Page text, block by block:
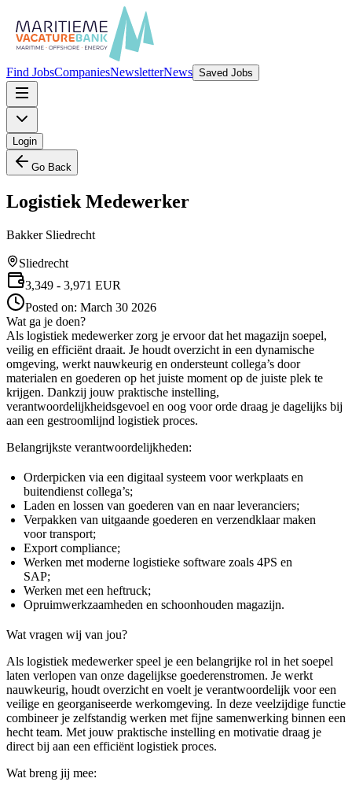
Find JobsCompaniesNewsletterNews Saved Jobs
Login
Go Back
Logistiek Medewerker
Bakker Sliedrecht
Sliedrecht
3,349 - 3,971 EUR
Posted on: March 30 2026
Wat ga je doen?
Als logistiek medewerker zorg je ervoor dat het magazijn soepel,
veilig en efficiënt draait. Je houdt overzicht in een dynamische
omgeving, werkt nauwkeurig en ondersteunt collega’s door
materialen en goederen op het juiste moment op de juiste plek te
krijgen. Dankzij jouw praktische instelling,
verantwoordelijkheidsgevoel en oog voor orde draag je dagelijks bij
aan een gestroomlijnd logistiek proces.
Belangrijkste verantwoordelijkheden:
Orderpicken via een digitaal systeem voor werkplaats en
buitendienst collega’s;
Laden en lossen van goederen van en naar leveranciers;
Verpakken van uitgaande goederen en verzendklaar maken
voor transport;
Export compliance;
Werken met moderne logistieke software zoals 4PS en
SAP;
Werken met een heftruck;
Opruimwerkzaamheden en schoonhouden magazijn.
Wat vragen wij van jou?
Als logistiek medewerker speel je een belangrijke rol in het soepel
laten verlopen van onze dagelijkse goederenstromen. Je werkt
nauwkeurig, houdt overzicht en voelt je verantwoordelijk voor een
veilige en georganiseerde werkomgeving. In deze veelzijdige functie
combineer je zelfstandig werken met fijne samenwerking binnen een
hecht team. Met jouw praktische instelling en motivatie draag je
direct bij aan een efficiënt logistiek proces.
Wat breng jij mee: